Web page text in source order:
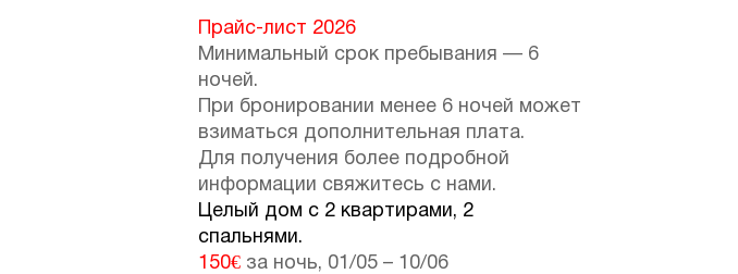
Прайс-лист 2026
Минимальный срок пребывания — 6
ночей.
При бронировании менее 6 ночей может
взиматься дополнительная плата.
Для получения более подробной
информации свяжитесь с нами.
Целый дом с 2 квартирами, 2
спальнями.
150€ за ночь, 01/05 – 10/06